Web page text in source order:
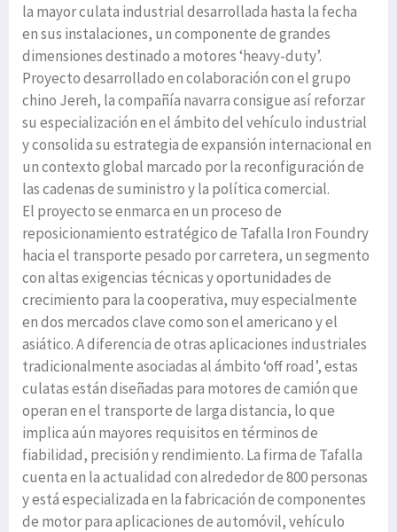
la mayor culata industrial desarrollada hasta la fecha
en sus instalaciones, un componente de grandes
dimensiones destinado a motores ‘heavy-duty’.
Proyecto desarrollado en colaboración con el grupo
chino Jereh, la compañía navarra consigue así reforzar
su especialización en el ámbito del vehículo industrial
y consolida su estrategia de expansión internacional en
un contexto global marcado por la reconfiguración de
las cadenas de suministro y la política comercial.
El proyecto se enmarca en un proceso de
reposicionamiento estratégico de Tafalla Iron Foundry
hacia el transporte pesado por carretera, un segmento
con altas exigencias técnicas y oportunidades de
crecimiento para la cooperativa, muy especialmente
en dos mercados clave como son el americano y el
asiático. A diferencia de otras aplicaciones industriales
tradicionalmente asociadas al ámbito ‘off road’, estas
culatas están diseñadas para motores de camión que
operan en el transporte de larga distancia, lo que
implica aún mayores requisitos en términos de
fiabilidad, precisión y rendimiento. La firma de Tafalla
cuenta en la actualidad con alrededor de 800 personas
y está especializada en la fabricación de componentes
de motor para aplicaciones de automóvil, vehículo